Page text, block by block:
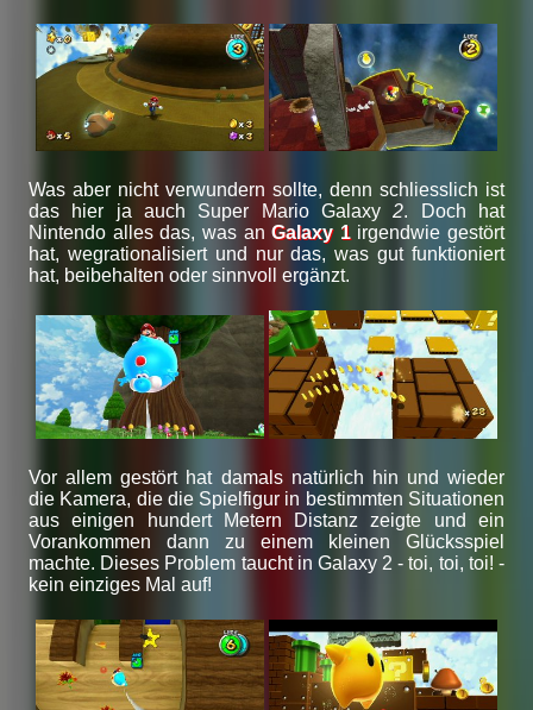
Was aber nicht verwundern sollte, denn schliesslich ist
das hier ja auch Super Mario Galaxy2. Doch hat
Nintendo alles das, was anGalaxy 1irgendwie gestört
hat, wegrationalisiert und nur das, was gut funktioniert
hat, beibehalten oder sinnvoll ergänzt.
Vor allem gestört hat damals natürlich hin und wieder
die Kamera, die die Spielfigur in bestimmten Situationen
aus einigen hundert Metern Distanz zeigte und ein
Vorankommen dann zu einem kleinen Glücksspiel
machte. Dieses Problem taucht in Galaxy 2 - toi, toi, toi! -
kein einziges Mal auf!